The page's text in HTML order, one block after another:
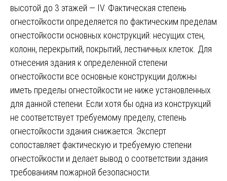
высотой до 3 этажей — IV. Фактическая степень
огнестойкости определяется по фактическим пределам
огнестойкости основных конструкций: несущих стен,
колонн, перекрытий, покрытий, лестничных клеток. Для
отнесения здания к определенной степени
огнестойкости все основные конструкции должны
иметь пределы огнестойкости не ниже установленных
для данной степени. Если хотя бы одна из конструкций
не соответствует требуемому пределу, степень
огнестойкости здания снижается. Эксперт
сопоставляет фактическую и требуемую степени
огнестойкости и делает вывод о соответствии здания
требованиям пожарной безопасности.